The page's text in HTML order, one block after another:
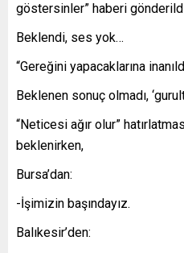
göstersinler” haberi
Beklendi, ses yok…
“Gereğini yapacaklarına
Beklenen sonuç olmadı,
“Neticesi ağır olur”
beklenirken,
Bursa’dan:
-İşimizin başındayız.
Balıkesir’den: